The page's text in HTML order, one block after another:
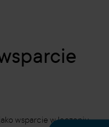
wsparcie w leczeniu